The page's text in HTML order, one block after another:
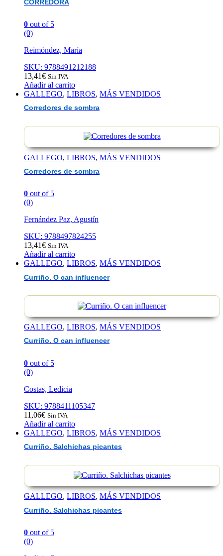
CORREDORA
0 out of 5
(0)
Reimóndez, María
SKU: 9788491212188
13,41€ Sin IVA
Añadir al carrito
GALLEGO, LIBROS, MÁS VENDIDOS
Corredores de sombra
GALLEGO, LIBROS, MÁS VENDIDOS
Corredores de sombra
0 out of 5
(0)
Fernández Paz, Agustín
SKU: 9788497824255
13,41€ Sin IVA
Añadir al carrito
GALLEGO, LIBROS, MÁS VENDIDOS
Curriño. O can influencer
GALLEGO, LIBROS, MÁS VENDIDOS
Curriño. O can influencer
0 out of 5
(0)
Costas, Ledicia
SKU: 9788411105347
11,06€ Sin IVA
Añadir al carrito
GALLEGO, LIBROS, MÁS VENDIDOS
Curriño. Salchichas picantes
GALLEGO, LIBROS, MÁS VENDIDOS
Curriño. Salchichas picantes
0 out of 5
(0)